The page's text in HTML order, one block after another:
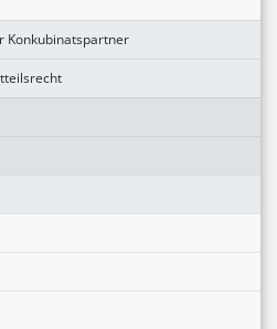
Konkubinatspartner